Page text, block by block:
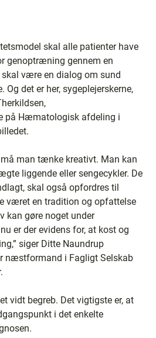
skal alle patienter have
genoptræning gennem en
være en dialog om sund
Og det er her, sygeplejerskerne,
på Hæmatologisk afdeling i
man tænke kreativt. Man kan
liggende eller sengecykler. De
skal også opfordres til
været en tradition og opfattelse
kan gøre noget under
er der evidens for, at kost og
siger Ditte Naundrup
næstformand i Fagligt Selskab
vidt begreb. Det vigtigste er, at
i det enkelte